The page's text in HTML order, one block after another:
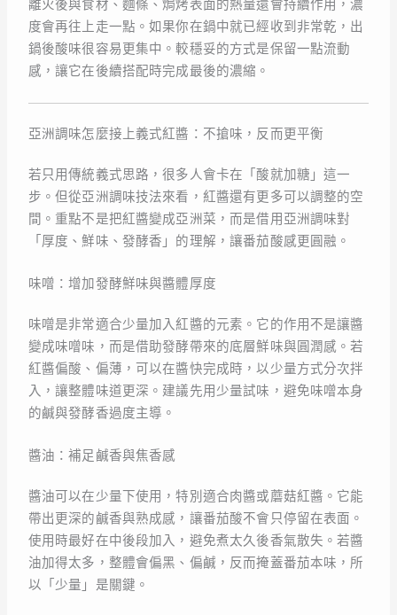
離火後與食材、麵條、焗烤表面的熱量還會持續作用，濃
度會再往上走一點。如果你在鍋中就已經收到非常乾，出
鍋後酸味很容易更集中。較穩妥的方式是保留一點流動
感，讓它在後續搭配時完成最後的濃縮。
亞洲調味怎麼接上義式紅醬：不搶味，反而更平衡
若只用傳統義式思路，很多人會卡在「酸就加糖」這一
步。但從亞洲調味技法來看，紅醬還有更多可以調整的空
間。重點不是把紅醬變成亞洲菜，而是借用亞洲調味對
「厚度、鮮味、發酵香」的理解，讓番茄酸感更圓融。
味噌：增加發酵鮮味與醬體厚度
味噌是非常適合少量加入紅醬的元素。它的作用不是讓醬
變成味噌味，而是借助發酵帶來的底層鮮味與圓潤感。若
紅醬偏酸、偏薄，可以在醬快完成時，以少量方式分次拌
入，讓整體味道更深。建議先用少量試味，避免味噌本身
的鹹與發酵香過度主導。
醬油：補足鹹香與焦香感
醬油可以在少量下使用，特別適合肉醬或蘑菇紅醬。它能
帶出更深的鹹香與熟成感，讓番茄酸不會只停留在表面。
使用時最好在中後段加入，避免煮太久後香氣散失。若醬
油加得太多，整體會偏黑、偏鹹，反而掩蓋番茄本味，所
以「少量」是關鍵。